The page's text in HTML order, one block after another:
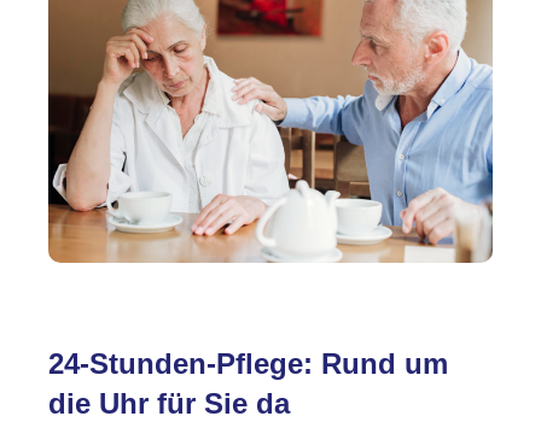
24-Stunden-Pflege: Rund um
die Uhr für Sie da